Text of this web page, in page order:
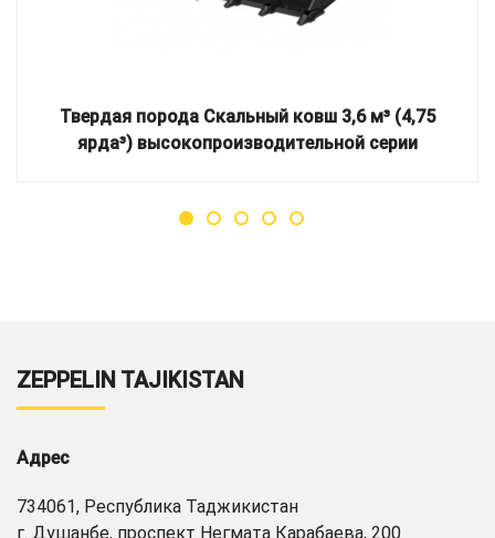
Твердая порода Скальный ковш 3,6 м³ (4,75
ярда³) высокопроизводительной серии
ZEPPELIN TAJIKISTAN
Адрес
734061, Республика Таджикистан
г. Душанбе, проспект Негмата Карабаева, 200